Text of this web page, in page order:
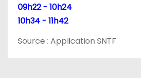
e
09h22 - 10h24
10h34 - 11h42
Source : Application SNTF